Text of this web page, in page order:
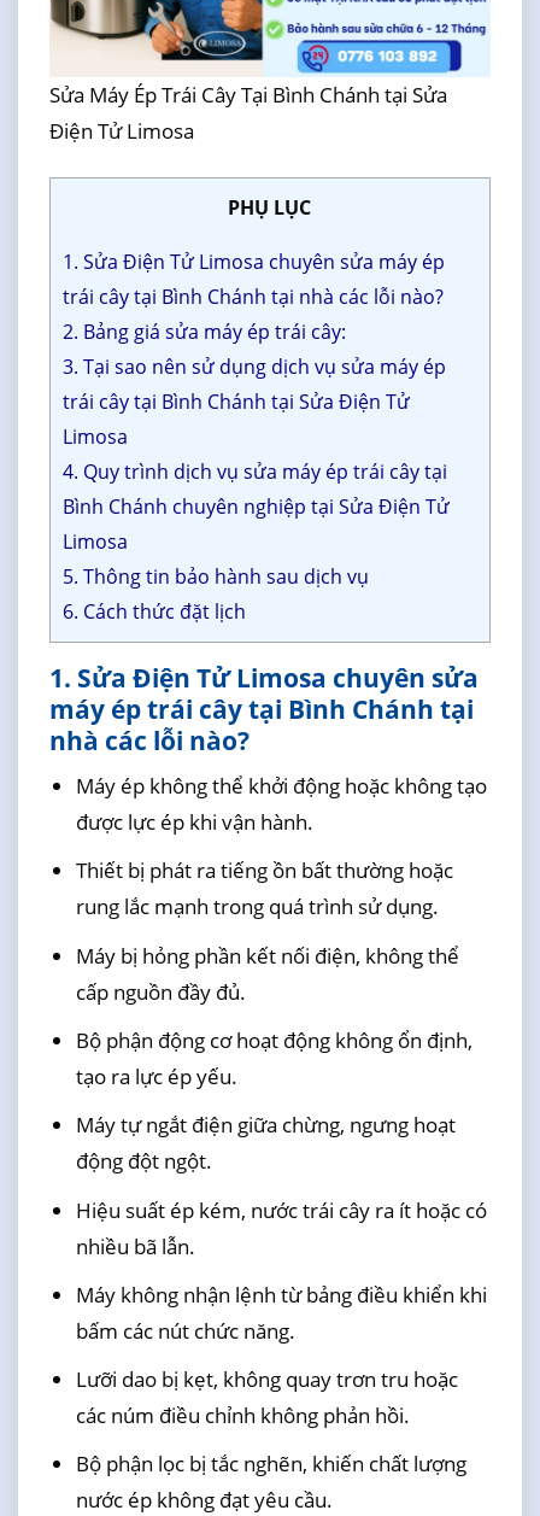
Sửa Máy Ép Trái Cây Tại Bình Chánh tại Sửa
Điện Tử Limosa
PHỤ LỤC
1. Sửa Điện Tử Limosa chuyên sửa máy ép
trái cây tại Bình Chánh tại nhà các lỗi nào?
2. Bảng giá sửa máy ép trái cây:
3. Tại sao nên sử dụng dịch vụ sửa máy ép
trái cây tại Bình Chánh tại Sửa Điện Tử
Limosa
4. Quy trình dịch vụ sửa máy ép trái cây tại
Bình Chánh chuyên nghiệp tại Sửa Điện Tử
Limosa
5. Thông tin bảo hành sau dịch vụ
6. Cách thức đặt lịch
1. Sửa Điện Tử Limosa chuyên sửa
máy ép trái cây tại Bình Chánh tại
nhà các lỗi nào?
Máy ép không thể khởi động hoặc không tạo
được lực ép khi vận hành.
Thiết bị phát ra tiếng ồn bất thường hoặc
rung lắc mạnh trong quá trình sử dụng.
Máy bị hỏng phần kết nối điện, không thể
cấp nguồn đầy đủ.
Bộ phận động cơ hoạt động không ổn định,
tạo ra lực ép yếu.
Máy tự ngắt điện giữa chừng, ngưng hoạt
động đột ngột.
Hiệu suất ép kém, nước trái cây ra ít hoặc có
nhiều bã lẫn.
Máy không nhận lệnh từ bảng điều khiển khi
bấm các nút chức năng.
Lưỡi dao bị kẹt, không quay trơn tru hoặc
các núm điều chỉnh không phản hồi.
Bộ phận lọc bị tắc nghẽn, khiến chất lượng
nước ép không đạt yêu cầu.